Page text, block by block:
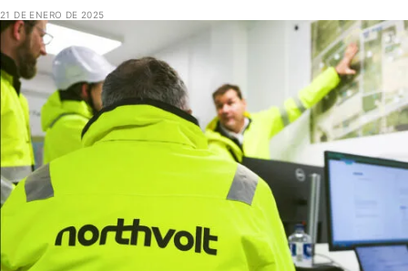
21 DE ENERO DE 2025